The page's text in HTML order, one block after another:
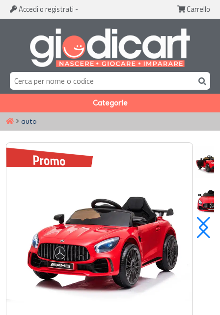
Accedi o registrati - Carrello
Categorie
auto